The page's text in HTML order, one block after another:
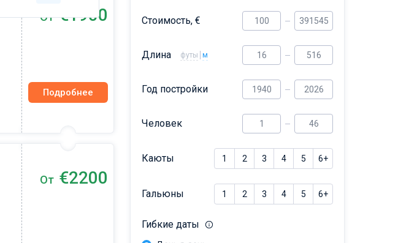
От €1900
Подробнее
От €2200
Стоимость, €
Длина футы м
Год постройки
Человек
Каюты 1 2 3 4 5 6+
Гальюны 1 2 3 4 5 6+
Гибкие даты